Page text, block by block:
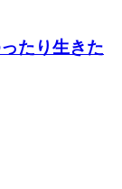
たり生きた